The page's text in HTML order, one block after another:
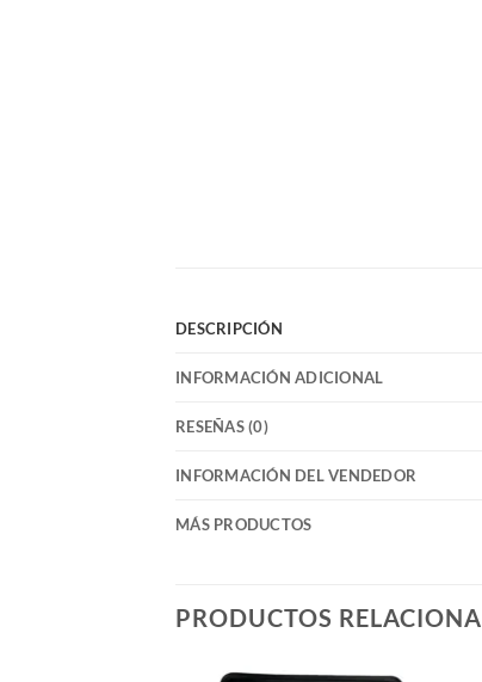
DESCRIPCIÓN
INFORMACIÓN ADICIONAL
RESEÑAS (0)
INFORMACIÓN DEL VENDEDOR
MÁS PRODUCTOS
PRODUCTOS